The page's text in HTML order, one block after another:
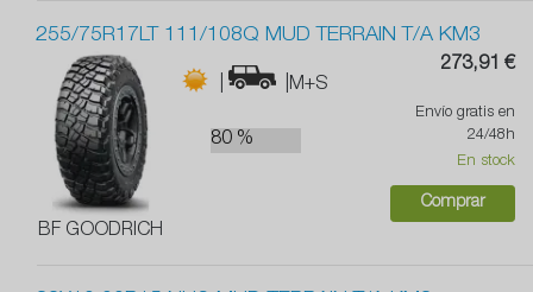
255/75R17LT 111/108Q MUD TERRAIN T/A KM3
BF GOODRICH
| |M+S
80 %
273,91 €
Envío gratis en
24/48h
En stock
Comprar